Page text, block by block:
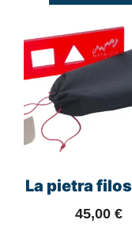
La pietra
45,00 €